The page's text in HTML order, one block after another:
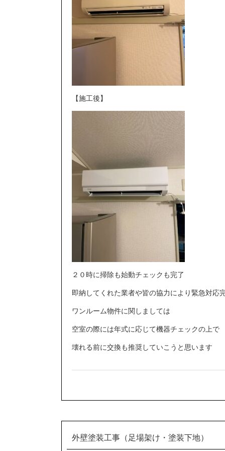
【施工後】
２０時に掃除も始動チェックも完了
即納してくれた業者や皆の協力により緊急対応
ワンルーム物件に関しましては
空室の際には年式に応じて機器チェックの上で
壊れる前に交換も推奨していこうと思います
外壁塗装工事（足場架け・塗装下地）